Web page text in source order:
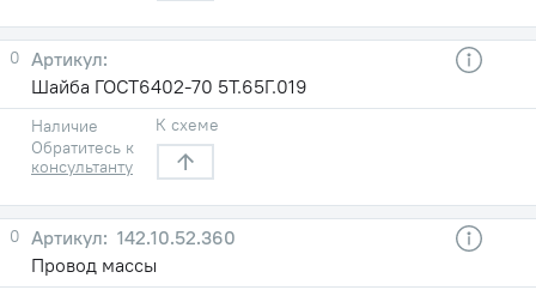
0
Шайба ГОСТ6402-70 5Т.65Г.019
Наличие
Обратитесь к
консультанту
К схеме
0
142.10.52.360
Провод массы